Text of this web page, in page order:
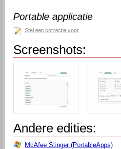
Portable applicatie
Stel een correctie voor
Screenshots:
Andere edities:
McAfee Stinger (PortableApps)